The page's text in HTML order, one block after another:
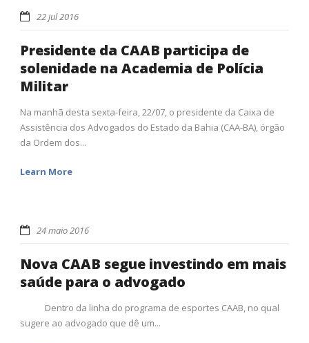
22 jul 2016
Presidente da CAAB participa de
solenidade na Academia de Polícia
Militar
Na manhã desta sexta-feira, 22/07, o presidente da Caixa de
Assistência dos Advogados do Estado da Bahia (CAA-BA), órgão
da Ordem dos...
Learn More
24 maio 2016
Nova CAAB segue investindo em mais
saúde para o advogado
Dentro da linha do programa de esportes CAAB, no qual
sugere ao advogado que dê um...